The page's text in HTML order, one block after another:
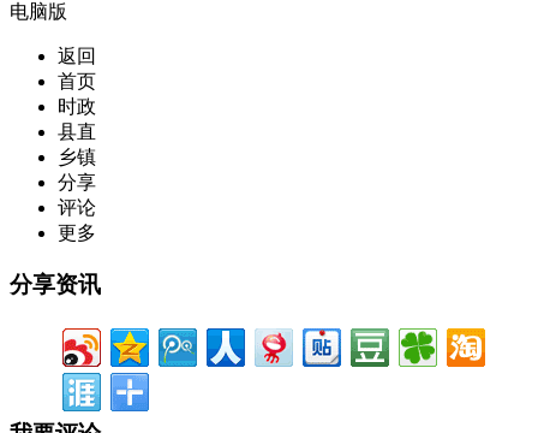
电脑版
返回
首页
时政
县直
乡镇
分享
评论
更多
分享资讯